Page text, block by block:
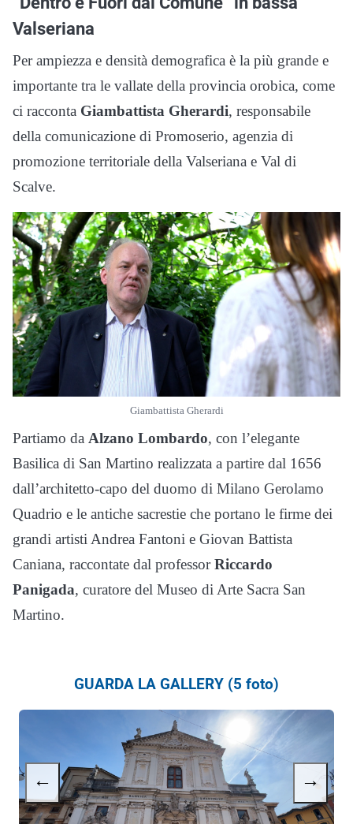
Valseriana
Per ampiezza e densità demografica è la più grande e
importante tra le vallate della provincia orobica, come
ci racconta Giambattista Gherardi, responsabile
della comunicazione di Promoserio, agenzia di
promozione territoriale della Valseriana e Val di
Scalve.
Giambattista Gherardi
Partiamo da Alzano Lombardo, con l’elegante
Basilica di San Martino realizzata a partire dal 1656
dall’architetto-capo del duomo di Milano Gerolamo
Quadrio e le antiche sacrestie che portano le firme dei
grandi artisti Andrea Fantoni e Giovan Battista
Caniana, raccontate dal professorRiccardo
Panigada, curatore del Museo di Arte Sacra San
Martino.
GUARDA LA GALLERY (5 foto)
← →